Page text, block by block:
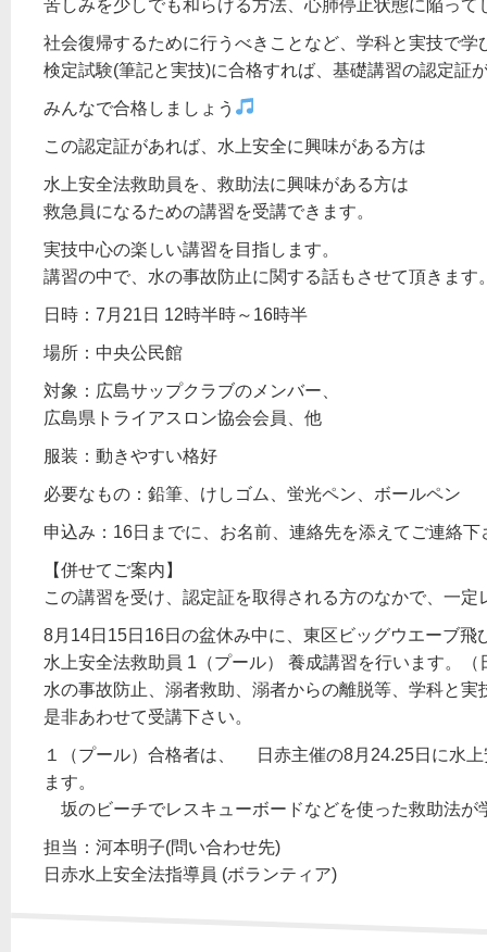
苦しみを少しでも和らげる方法、心肺停止状態に陥って
社会復帰するために行うべきことなど、学科と実技で学
検定試験(筆記と実技)に合格すれば、基礎講習の認定証
みんなで合格しましょう
この認定証があれば、水上安全に興味がある方は
水上安全法救助員を、救助法に興味がある方は
救急員になるための講習を受講できます。
実技中心の楽しい講習を目指します。
講習の中で、水の事故防止に関する話もさせて頂きます
日時：7月21日 12時半時～16時半
場所：中央公民館
対象：広島サップクラブのメンバー、
広島県トライアスロン協会会員、他
服装：動きやすい格好
必要なもの：鉛筆、けしゴム、蛍光ペン、ボールペン
申込み：16日までに、お名前、連絡先を添えてご連絡下
【併せてご案内】
この講習を受け、認定証を取得される方のなかで、一定
8月14日15日16日の盆休み中に、東区ビッグウエーブ飛
水上安全法救助員 1（プール） 養成講習を行います。（
水の事故防止、溺者救助、溺者からの離脱等、学科と実
是非あわせて受講下さい。
１（プール）合格者は、 日赤主催の8月24.25日に水
ます。
坂のビーチでレスキューボードなどを使った救助法が
担当：河本明子(問い合わせ先)
日赤水上安全法指導員 (ボランティア)